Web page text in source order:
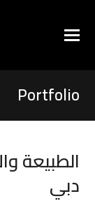
Portfolio
الطبيعة
دبي